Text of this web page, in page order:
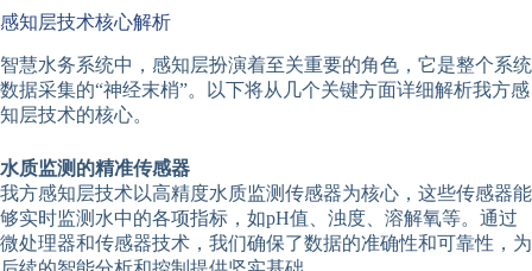
感知层技术核心解析
智慧水务系统中，感知层扮演着至关重要的角色，它是整个系统
数据采集的“神经末梢”。以下将从几个关键方面详细解析我方感
知层技术的核心。
水质监测的精准传感器
我方感知层技术以高精度水质监测传感器为核心，这些传感器能
够实时监测水中的各项指标，如pH值、浊度、溶解氧等。通过
微处理器和传感器技术，我们确保了数据的准确性和可靠性，为